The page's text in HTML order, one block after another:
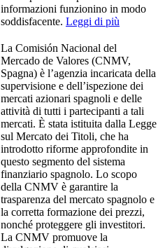
informazioni funzionino in modo
soddisfacente. Leggi di più
La Comisión Nacional del
Mercado de Valores (CNMV,
Spagna) è l’agenzia incaricata della
supervisione e dell’ispezione dei
mercati azionari spagnoli e delle
attività di tutti i partecipanti a tali
mercati. È stata istituita dalla Legge
sul Mercato dei Titoli, che ha
introdotto riforme approfondite in
questo segmento del sistema
finanziario spagnolo. Lo scopo
della CNMV è garantire la
trasparenza del mercato spagnolo e
la corretta formazione dei prezzi,
nonché proteggere gli investitori.
La CNMV promuove la